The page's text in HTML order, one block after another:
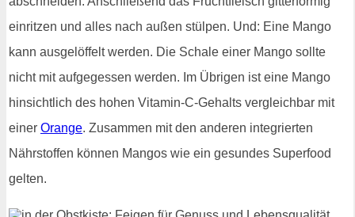
einritzen und alles nach außen stülpen. Und: Eine Mango
kann ausgelöffelt werden. Die Schale einer Mango sollte
nicht mit aufgegessen werden. Im Übrigen ist eine Mango
hinsichtlich des hohen Vitamin-C-Gehalts vergleichbar mit
einer Orange. Zusammen mit den anderen integrierten
Nährstoffen können Mangos wie ein gesundes Superfood
gelten.